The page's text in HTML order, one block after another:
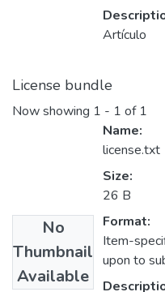
Artículo
License bundle
Now showing 1 - 1 of 1
No
Thumbnail
Available
Name:
license.txt
Size:
26 B
Format:
Item-
upon to